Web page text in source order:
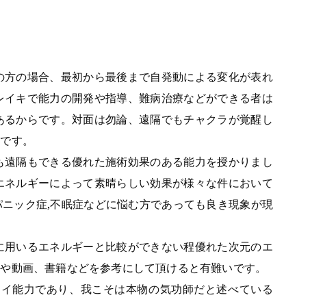
の場合、最初から最後まで自発動による変化が表れ
キで能力の開発や指導、難病治療などができる者は
からです。対面は勿論、遠隔でもチャクラが覚醒し
す。
隔もできる優れた施術効果のある能力を授かりまし
ルギーによって素晴らしい効果が様々な件において
ック症,不眠症などに悩む方であっても良き現象が現
いるエネルギーと比較ができない程優れた次元のエ
画、書籍などを参考にして頂けると有難いです。
能力であり、我こそは本物の気功師だと述べている